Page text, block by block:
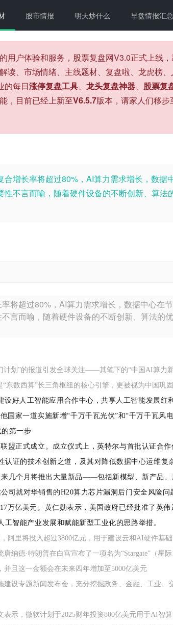
用户体验和服务，股票复盘网V3.0正式上线
读、市场情绪、主线题材、复盘啦、龙虎榜
的每日涨停复盘工具、 龙头复盘神器、 股票复
，目前已经上新至V6.5.7版本，请家人们移步
增长率将超过80%，AI算力需求增长，数
不言而喻，随着硬件设备的不断创新、算
将超过80%，AI算力需求增长，数据中心在
言而喻，随着硬件设备的不断创新、算法的
计划”的报道引发全球关注——其笔下的“中国AI算力
东数西算”长三角枢纽的核心引擎，更被视为中国巩
设好人工智能应用合作中心，共享人工智能发展
家一道实施新增“千万千瓦光伏”和“千万千瓦风
的第一步
盟正式成立。成立仪式上，英特尔与首批认证合
证的技术创新之道，及其对降低数据中心运维复
来几个月将推出大量新品——包括新模型、新产品
司就对华销售的H20算力芯片漏洞后门安全风险问
万亿美元。黄仁勋表示，美国政府已经批准了英
智能产业发展和赋能新型工业化的思路举措。
阿里将投入超过3800亿元，用于建设云和AI硬件基
纳德·特朗普在白宫宣布了一项名为“Stargate”（星
且这一金额会在未来四年增加至5000亿美元
建设专题新闻发布会，充分挖掘政务、金融、工业
表示，微软计划于2025财年投资800亿美元用于AI
股市情报 明天炒什么 早盘情报汇总